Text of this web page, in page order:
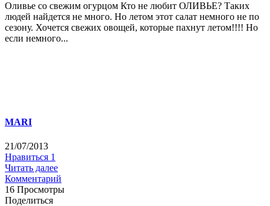
Оливье со свежим огурцом Кто не любит ОЛИВЬЕ? Таких
людей найдется не много. Но летом этот салат немного не по
сезону. Хочется свежих овощей, которые пахнут летом!!!! Но
если немного...
MARI
21/07/2013
Нравиться 1
Читать далее
Комментарий
16 Просмотры
Поделиться